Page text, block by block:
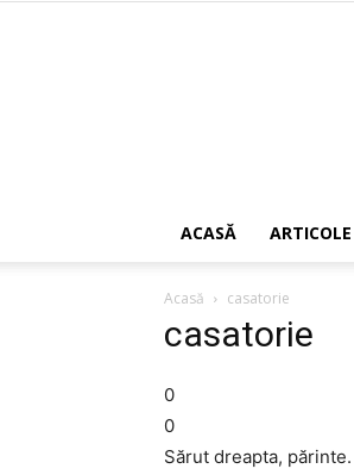
ACASĂ
Acasă casatorie
casatorie
0
0
Sărut dreapta,